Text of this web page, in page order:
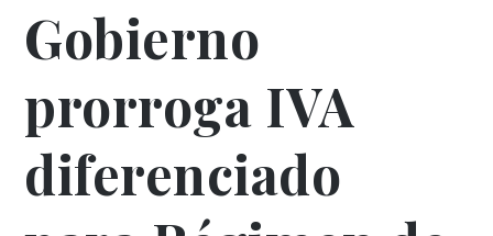
Gobierno
prorroga IVA
diferenciado